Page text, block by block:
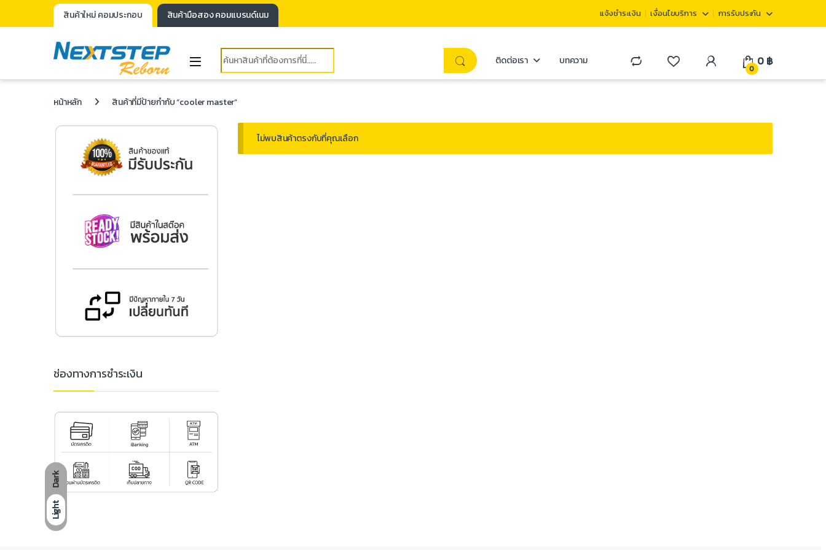
Dark
Light
สินค้าใหม่ คอมประกอบ สินค้ามือสอง คอมแบรนด์เนม แจ้งชำระเงิน เงื่อนไขบริการ การรับประกัน
ติดต่อเรา บทความ
0
0 ฿
หน้าหลัก สินค้าที่มีป้ายกำกับ “cooler master”
ไม่พบสินค้าตรงกับที่คุณเลือก
ช่องทางการชำระเงิน